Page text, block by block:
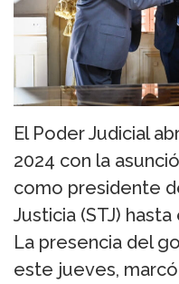
El Poder Judicial
2024 con la
como presidente
Justicia (STJ)
La presencia del
este jueves,